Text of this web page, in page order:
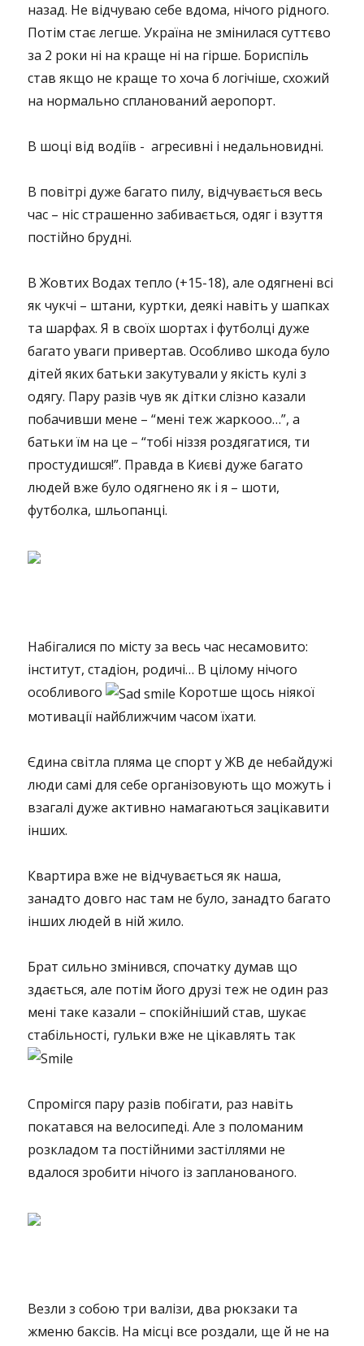
назад. Не відчуваю себе вдома, нічого рідного.
Потім стає легше. Україна не змінилася суттєво
за 2 роки ні на краще ні на гірше. Бориспіль
став якщо не краще то хоча б логічіше, схожий
на нормально спланований аеропорт.
В шоці від водіїв - агресивні і недальновидні.
В повітрі дуже багато пилу, відчувається весь
час – ніс страшенно забивається, одяг і взуття
постійно брудні.
В Жовтих Водах тепло (+15-18), але одягнені всі
як чукчі – штани, куртки, деякі навіть у шапках
та шарфах. Я в своїх шортах і футболці дуже
багато уваги привертав. Особливо шкода було
дітей яких батьки закутували у якість кулі з
одягу. Пару разів чув як дітки слізно казали
побачивши мене – “мені теж жаркооо…”, а
батьки їм на це – “тобі ніззя роздягатися, ти
простудишся!”. Правда в Києві дуже багато
людей вже було одягнено як і я – шоти,
футболка, шльопанці.
Набігалися по місту за весь час несамовито:
інститут, стадіон, родичі… В цілому нічого
особливого
Коротше щось ніякої
мотивації найближчим часом їхати.
Єдина світла пляма це спорт у ЖВ де небайдужі
люди самі для себе організовують що можуть і
взагалі дуже активно намагаються зацікавити
інших.
Квартира вже не відчувається як наша,
занадто довго нас там не було, занадто багато
інших людей в ній жило.
Брат сильно змінився, спочатку думав що
здається, але потім його друзі теж не один раз
мені таке казали – спокійніший став, шукає
стабільності, гульки вже не цікавлять так
Спромігся пару разів побігати, раз навіть
покатався на велосипеді. Але з поломаним
розкладом та постійними застіллями не
вдалося зробити нічого із запланованого.
Везли з собою три валізи, два рюкзаки та
жменю баксів. На місці все роздали, ще й не на